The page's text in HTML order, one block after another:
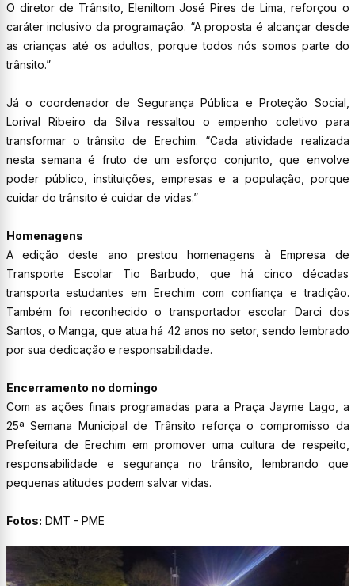
O diretor de Trânsito, Eleniltom José Pires de Lima, reforçou o
caráter inclusivo da programação. “A proposta é alcançar desde
as crianças até os adultos, porque todos nós somos parte do
trânsito.”
Já o coordenador de Segurança Pública e Proteção Social,
Lorival Ribeiro da Silva ressaltou o empenho coletivo para
transformar o trânsito de Erechim. “Cada atividade realizada
nesta semana é fruto de um esforço conjunto, que envolve
poder público, instituições, empresas e a população, porque
cuidar do trânsito é cuidar de vidas.”
Homenagens
A edição deste ano prestou homenagens à Empresa de
Transporte Escolar Tio Barbudo, que há cinco décadas
transporta estudantes em Erechim com confiança e tradição.
Também foi reconhecido o transportador escolar Darci dos
Santos, o Manga, que atua há 42 anos no setor, sendo lembrado
por sua dedicação e responsabilidade.
Encerramento no domingo
Com as ações finais programadas para a Praça Jayme Lago, a
25ª Semana Municipal de Trânsito reforça o compromisso da
Prefeitura de Erechim em promover uma cultura de respeito,
responsabilidade e segurança no trânsito, lembrando que
pequenas atitudes podem salvar vidas.
Fotos: DMT - PME